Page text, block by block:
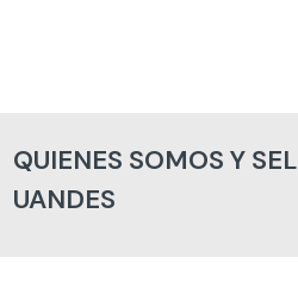
QUIENES SOMOS Y
UANDES